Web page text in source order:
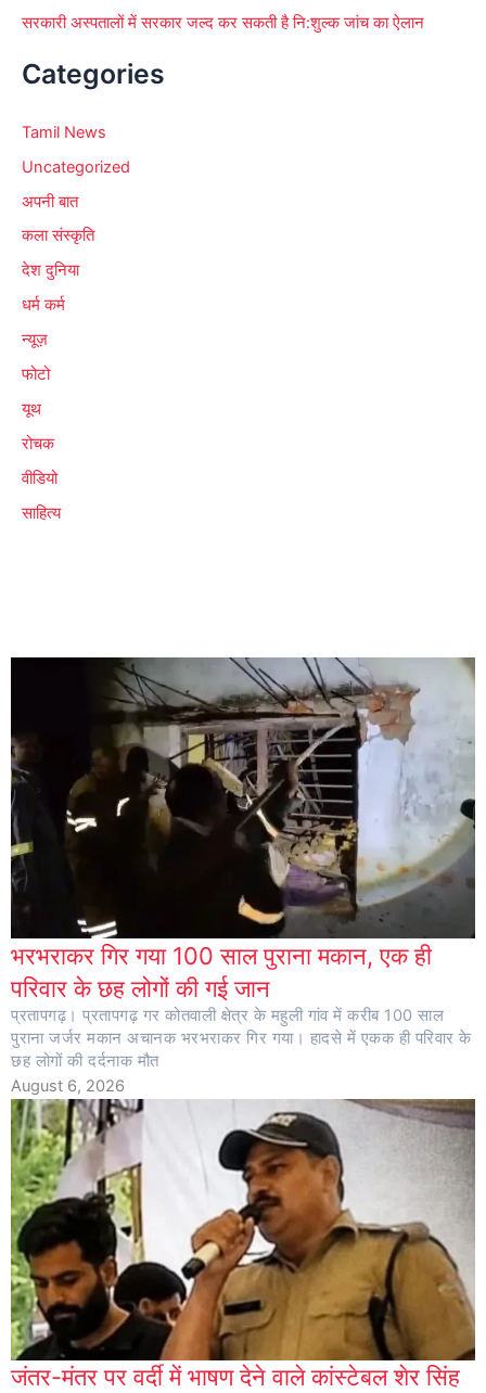
सरकारी अस्पतालों में सरकार जल्द कर सकती है नि:शुल्क जांच का ऐलान
Categories
Tamil News
Uncategorized
अपनी बात
कला संस्कृति
देश दुनिया
धर्म कर्म
न्यूज़
फोटो
यूथ
रोचक
वीडियो
साहित्य
भरभराकर गिर गया 100 साल पुराना मकान, एक ही
परिवार के छह लोगों की गई जान
प्रतापगढ़। प्रतापगढ़ गर कोतवाली क्षेत्र के महुली गांव में करीब 100 साल
पुराना जर्जर मकान अचानक भरभराकर गिर गया। हादसे में एकक ही परिवार के
छह लोगों की दर्दनाक मौत
August 6, 2026
जंतर-मंतर पर वर्दी में भाषण देने वाले कांस्टेबल शेर सिंह